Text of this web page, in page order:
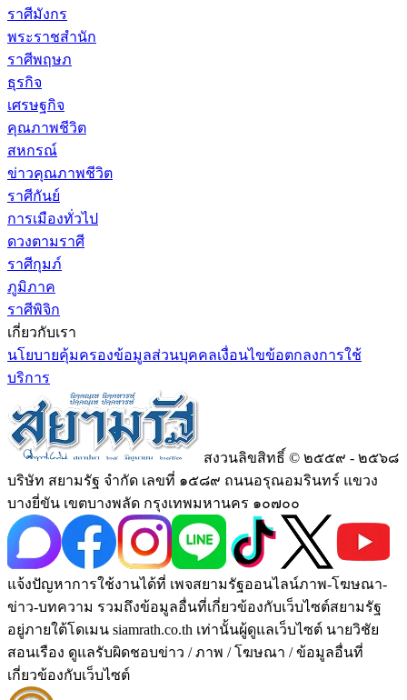
ราศีมังกร
พระราชสำนัก
ราศีพฤษภ
ธุรกิจ
เศรษฐกิจ
คุณภาพชีวิต
สหกรณ์
ข่าวคุณภาพชีวิต
ราศีกันย์
การเมืองทั่วไป
ดวงตามราศี
ราศีกุมภ์
ภูมิภาค
ราศีพิจิก
เกี่ยวกับเรา
นโยบายคุ้มครองข้อมูลส่วนบุคคลเงื่อนไขข้อตกลงการใช้
บริการ
สงวนลิขสิทธิ์ © ๒๕๕๙ - ๒๕๖๘
บริษัท สยามรัฐ จำกัด เลขที่ ๑๕๘๙ ถนนอรุณอมรินทร์ แขวง
บางยี่ขัน เขตบางพลัด กรุงเทพมหานคร ๑๐๗๐๐
แจ้งปัญหาการใช้งานได้ที่ เพจสยามรัฐออนไลน์ภาพ-โฆษณา-
ข่าว-บทความ รวมถึงข้อมูลอื่นที่เกี่ยวข้องกับเว็บไซต์สยามรัฐ
อยู่ภายใต้โดเมน siamrath.co.th เท่านั้นผู้ดูแลเว็บไซต์ นายวิชัย
สอนเรือง ดูแลรับผิดชอบข่าว / ภาพ / โฆษณา / ข้อมูลอื่นที่
เกี่ยวข้องกับเว็บไซต์